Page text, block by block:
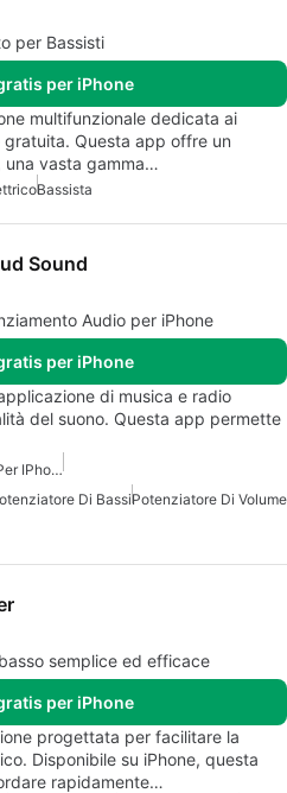
per Bassisti
per iPhone
multifunzionale dedicata ai
gratuita. Questa app offre un
vasta gamma…
Bassista
Sound
Audio per iPhone
per iPhone
di musica e radio
del suono. Questa app permette
Equalizzatore Audio Gratuito Per IPhone
Di BassiPotenziatore Di Volume
semplice ed efficace
per iPhone
progettata per facilitare la
Disponibile su iPhone, questa
rapidamente…